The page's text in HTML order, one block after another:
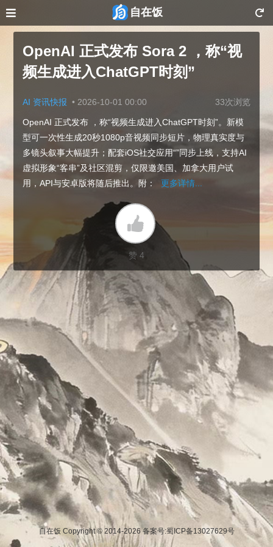
自在饭
OpenAI 正式发布 Sora 2 ，称“视
频生成进入ChatGPT时刻”
AI 资讯快报 • 2026-10-01 00:00 33次浏览
OpenAI 正式发布 ，称“视频生成进入ChatGPT时刻”。新模
型可一次性生成20秒1080p音视频同步短片，物理真实度与
多镜头叙事大幅提升；配套iOS社交应用“”同步上线，支持AI
虚拟形象“客串”及社区混剪，仅限邀美国、加拿大用户试
用，API与安卓版将随后推出。附：
更多详情...
赞 4
自在饭 Copyright © 2014-2026备案号:蜀ICP备13027629号